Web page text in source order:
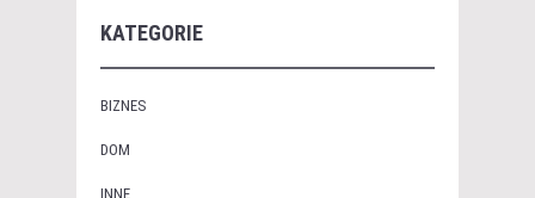
KATEGORIE
BIZNES
DOM
INNE